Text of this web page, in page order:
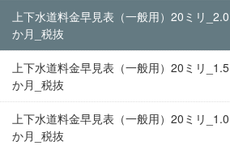
上下水道料金早見表（一般用）20ミリ_2.0
か月_税抜
上下水道料金早見表（一般用）20ミリ_1.5
か月_税抜
上下水道料金早見表（一般用）20ミリ_1.0
か月_税抜